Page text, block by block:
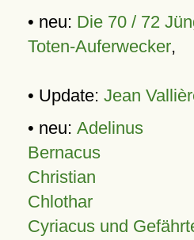
• neu: Die 70 / 72
Toten-Auferwecker,
• Update: Jean
• neu: Adelinus
Bernacus
Christian
Chlothar
Cyriacus und